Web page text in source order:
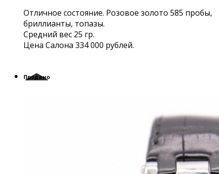
Отличное состояние. Розовое золото 585 пробы,
бриллианты, топазы.
Средний вес 25 гр.
Цена Салона 334 000 рублей.
Продано